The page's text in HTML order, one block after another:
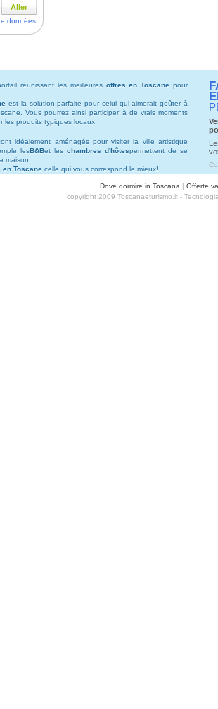
Aller
données
réunissant les meilleures offres en Toscane pour
est la solution parfaite pour celui qui aimerait goûter à
Vous pourrez ainsi participer à de vrais moments
produits typiques locaux .
idéalement aménagés pour visiter la ville artistique
lesB&Bet les chambres d'hôtespermettent de se
maison.
en Toscane celle qui vous correspond le mieux!
Dove dormire in Toscana | Offerte
copyright 2009 Toscanaeturismo.it -